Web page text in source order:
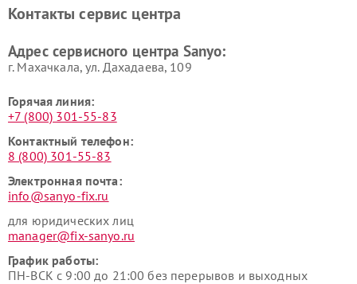
Контакты сервис центра
Адрес сервисного центра Sanyo:
г. Махачкала, ул. Дахадаева, 109
Горячая линия:
+7 (800) 301-55-83
Контактный телефон:
8 (800) 301-55-83
Электронная почта:
info@sanyo-fix.ru
для юридических лиц
manager@fix-sanyo.ru
График работы:
ПН-ВСК с 9:00 до 21:00 без перерывов и выходных